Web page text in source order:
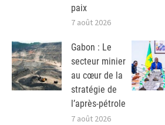
paix
7 août 2026
Gabon : Le
secteur minier
au cœur de la
stratégie de
l’après-pétrole
7 août 2026